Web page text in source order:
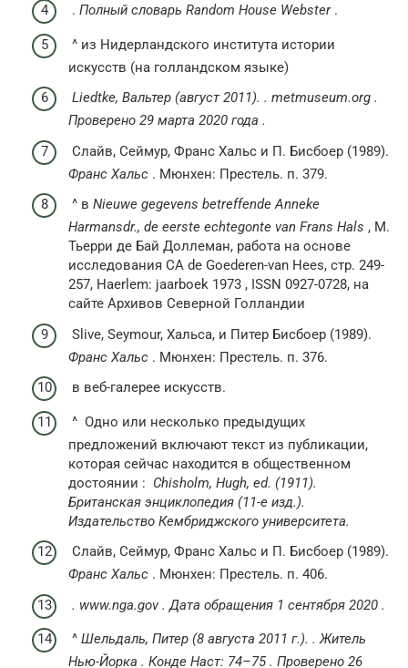
. Полный словарь Random House Webster.
^ из Нидерландского института истории
искусств (на голландском языке)
Liedtke, Вальтер (август 2011). . metmuseum.org .
Проверено 29 марта 2020 года .
Слайв, Сеймур, Франс Хальс и П. Бисбоер (1989).
Франс Хальс . Мюнхен: Престель. п. 379.
^ в Nieuwe gegevens betreffende Anneke
Harmansdr., de eerste echtegonte van Frans Hals , М.
Тьерри де Бай Доллеман, работа на основе
исследования CA de Goederen-van Hees, стр. 249-
257, Haerlem: jaarboek 1973 , ISSN 0927-0728, на
сайте Архивов Северной Голландии
Slive, Seymour, Хальса, и Питер Бисбоер (1989).
Франс Хальс . Мюнхен: Престель. п. 376.
в веб-галерее искусств.
^ Одно или несколько предыдущих
предложений включают текст из публикации,
которая сейчас находится в общественном
достоянии : Chisholm, Hugh, ed. (1911).
Британская энциклопедия (11-е изд.).
Издательство Кембриджского университета.
Слайв, Сеймур, Франс Хальс и П. Бисбоер (1989).
Франс Хальс . Мюнхен: Престель. п. 406.
. www.nga.gov. Дата обращения 1 сентября 2020 .
^ Шельдаль, Питер (8 августа 2011 г.). .Житель
Нью-Йорка . Конде Наст: 74–75. Проверено 26